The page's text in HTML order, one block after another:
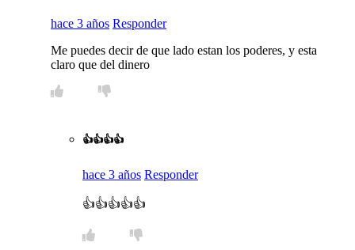
hace 3 años Responder
Me puedes decir de que lado estan los poderes, y esta
claro que del dinero
👍👍👍👍
hace 3 años Responder
👍👍👍👍👍